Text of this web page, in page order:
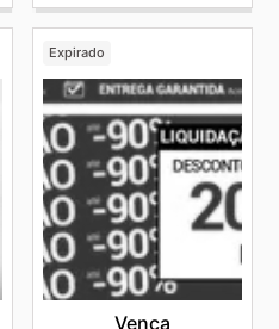
Expirado
Venca